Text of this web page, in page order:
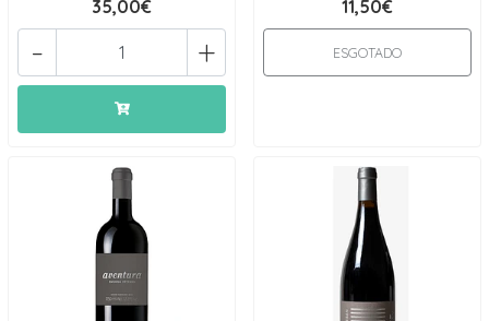
35,00€
+
-
11,50€
ESGOTADO